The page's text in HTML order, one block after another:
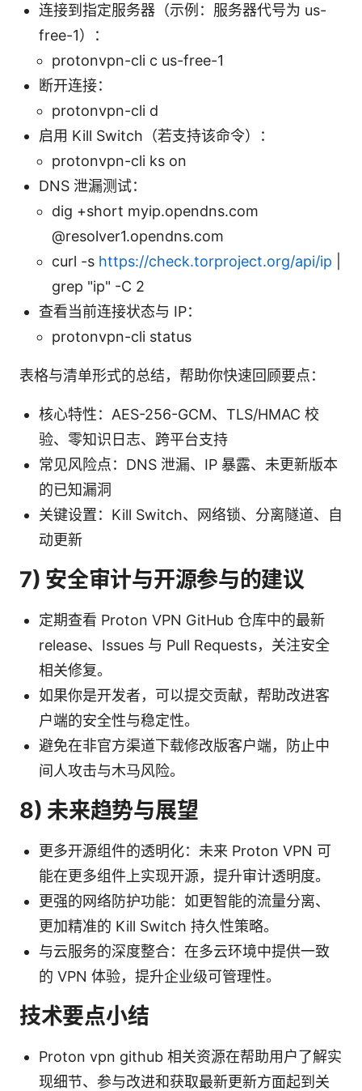
连接到指定服务器（示例：服务器代号为 us-
free-1）：
protonvpn-cli c us-free-1
断开连接：
protonvpn-cli d
启用 Kill Switch（若支持该命令）：
protonvpn-cli ks on
DNS 泄漏测试：
dig +short myip.opendns.com
@resolver1.opendns.com
curl -s https://check.torproject.org/api/ip
grep "ip" -C 2
查看当前连接状态与 IP：
protonvpn-cli status
表格与清单形式的总结，帮助你快速回顾要点：
核心特性：AES-256-GCM、TLS/HMAC 校
验、零知识日志、跨平台支持
常见风险点：DNS 泄漏、IP 暴露、未更新版本
的已知漏洞
关键设置：Kill Switch、网络锁、分离隧道、自
动更新
7) 安全审计与开源参与的建议
定期查看 Proton VPN GitHub 仓库中的最新
release、Issues 与 Pull Requests，关注安全
相关修复。
如果你是开发者，可以提交贡献，帮助改进客
户端的安全性与稳定性。
避免在非官方渠道下载修改版客户端，防止中
间人攻击与木马风险。
8) 未来趋势与展望
更多开源组件的透明化：未来 Proton VPN 可
能在更多组件上实现开源，提升审计透明度。
更强的网络防护功能：如更智能的流量分离、
更加精准的 Kill Switch 持久性策略。
与云服务的深度整合：在多云环境中提供一致
的 VPN 体验，提升企业级可管理性。
技术要点小结
Proton vpn github 相关资源在帮助用户了解实
现细节、参与改进和获取最新更新方面起到关